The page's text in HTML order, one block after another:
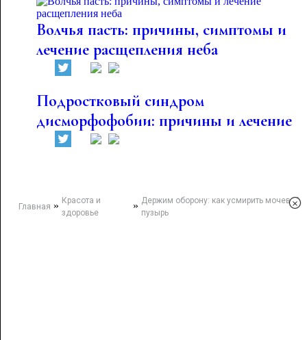
Волчья пасть: причины, симптомы и
лечение расщепления неба
Подростковый синдром
дисморфофобии: причины и лечение
Главная » Красота и
здоровье
» Держим оборону: как усмирить мочевой
пузырь
×